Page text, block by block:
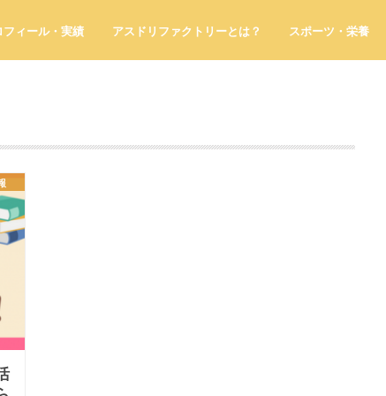
フィール・実績 アスドリファクトリーとは？ スポーツ・栄養